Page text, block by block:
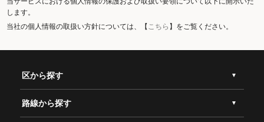
します。
当社の個人情報の取扱い方針については、【こちら 】をご覧ください。
区から探す
路線から探す